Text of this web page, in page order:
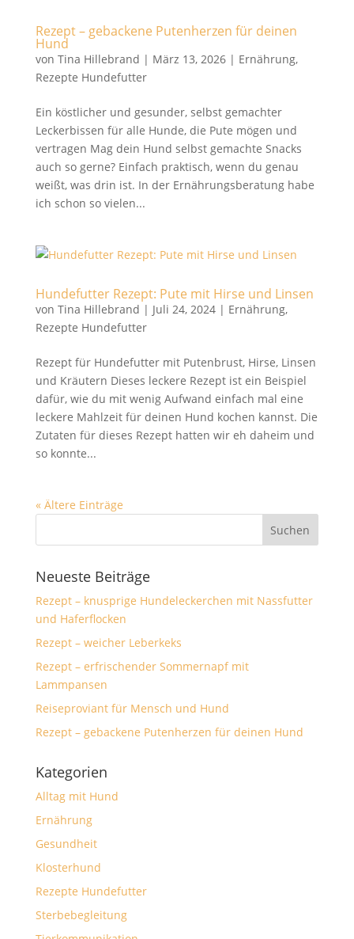
Rezept – gebackene Putenherzen für deinen
Hund
von Tina Hillebrand | März 13, 2026| Ernährung,
Rezepte Hundefutter
Ein köstlicher und gesunder, selbst gemachter
Leckerbissen für alle Hunde, die Pute mögen und
vertragen Mag dein Hund selbst gemachte Snacks
auch so gerne? Einfach praktisch, wenn du genau
weißt, was drin ist. In der Ernährungsberatung habe
ich schon so vielen...
Hundefutter Rezept: Pute mit Hirse und Linsen
von Tina Hillebrand | Juli 24, 2024| Ernährung,
Rezepte Hundefutter
Rezept für Hundefutter mit Putenbrust, Hirse, Linsen
und Kräutern Dieses leckere Rezept ist ein Beispiel
dafür, wie du mit wenig Aufwand einfach mal eine
leckere Mahlzeit für deinen Hund kochen kannst. Die
Zutaten für dieses Rezept hatten wir eh daheim und
so konnte...
« Ältere Einträge
Neueste Beiträge
Rezept – knusprige Hundeleckerchen mit Nassfutter
und Haferflocken
Rezept – weicher Leberkeks
Rezept – erfrischender Sommernapf mit
Lammpansen
Reiseproviant für Mensch und Hund
Rezept – gebackene Putenherzen für deinen Hund
Kategorien
Alltag mit Hund
Ernährung
Gesundheit
Klosterhund
Rezepte Hundefutter
Sterbebegleitung